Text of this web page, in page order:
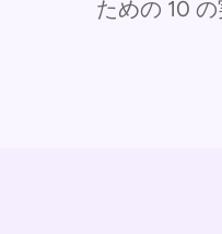
ための 10